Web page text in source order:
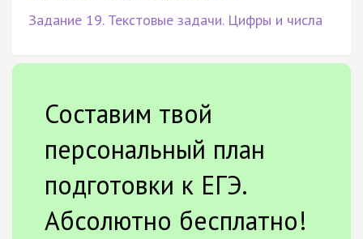
Задание 19. Текстовые задачи. Цифры и числа
Составим твой
персональный план
подготовки к ЕГЭ.
Абсолютно бесплатно!